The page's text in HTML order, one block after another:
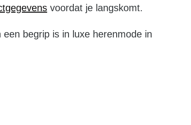
voordat je langskomt.
begrip is in luxe herenmode in